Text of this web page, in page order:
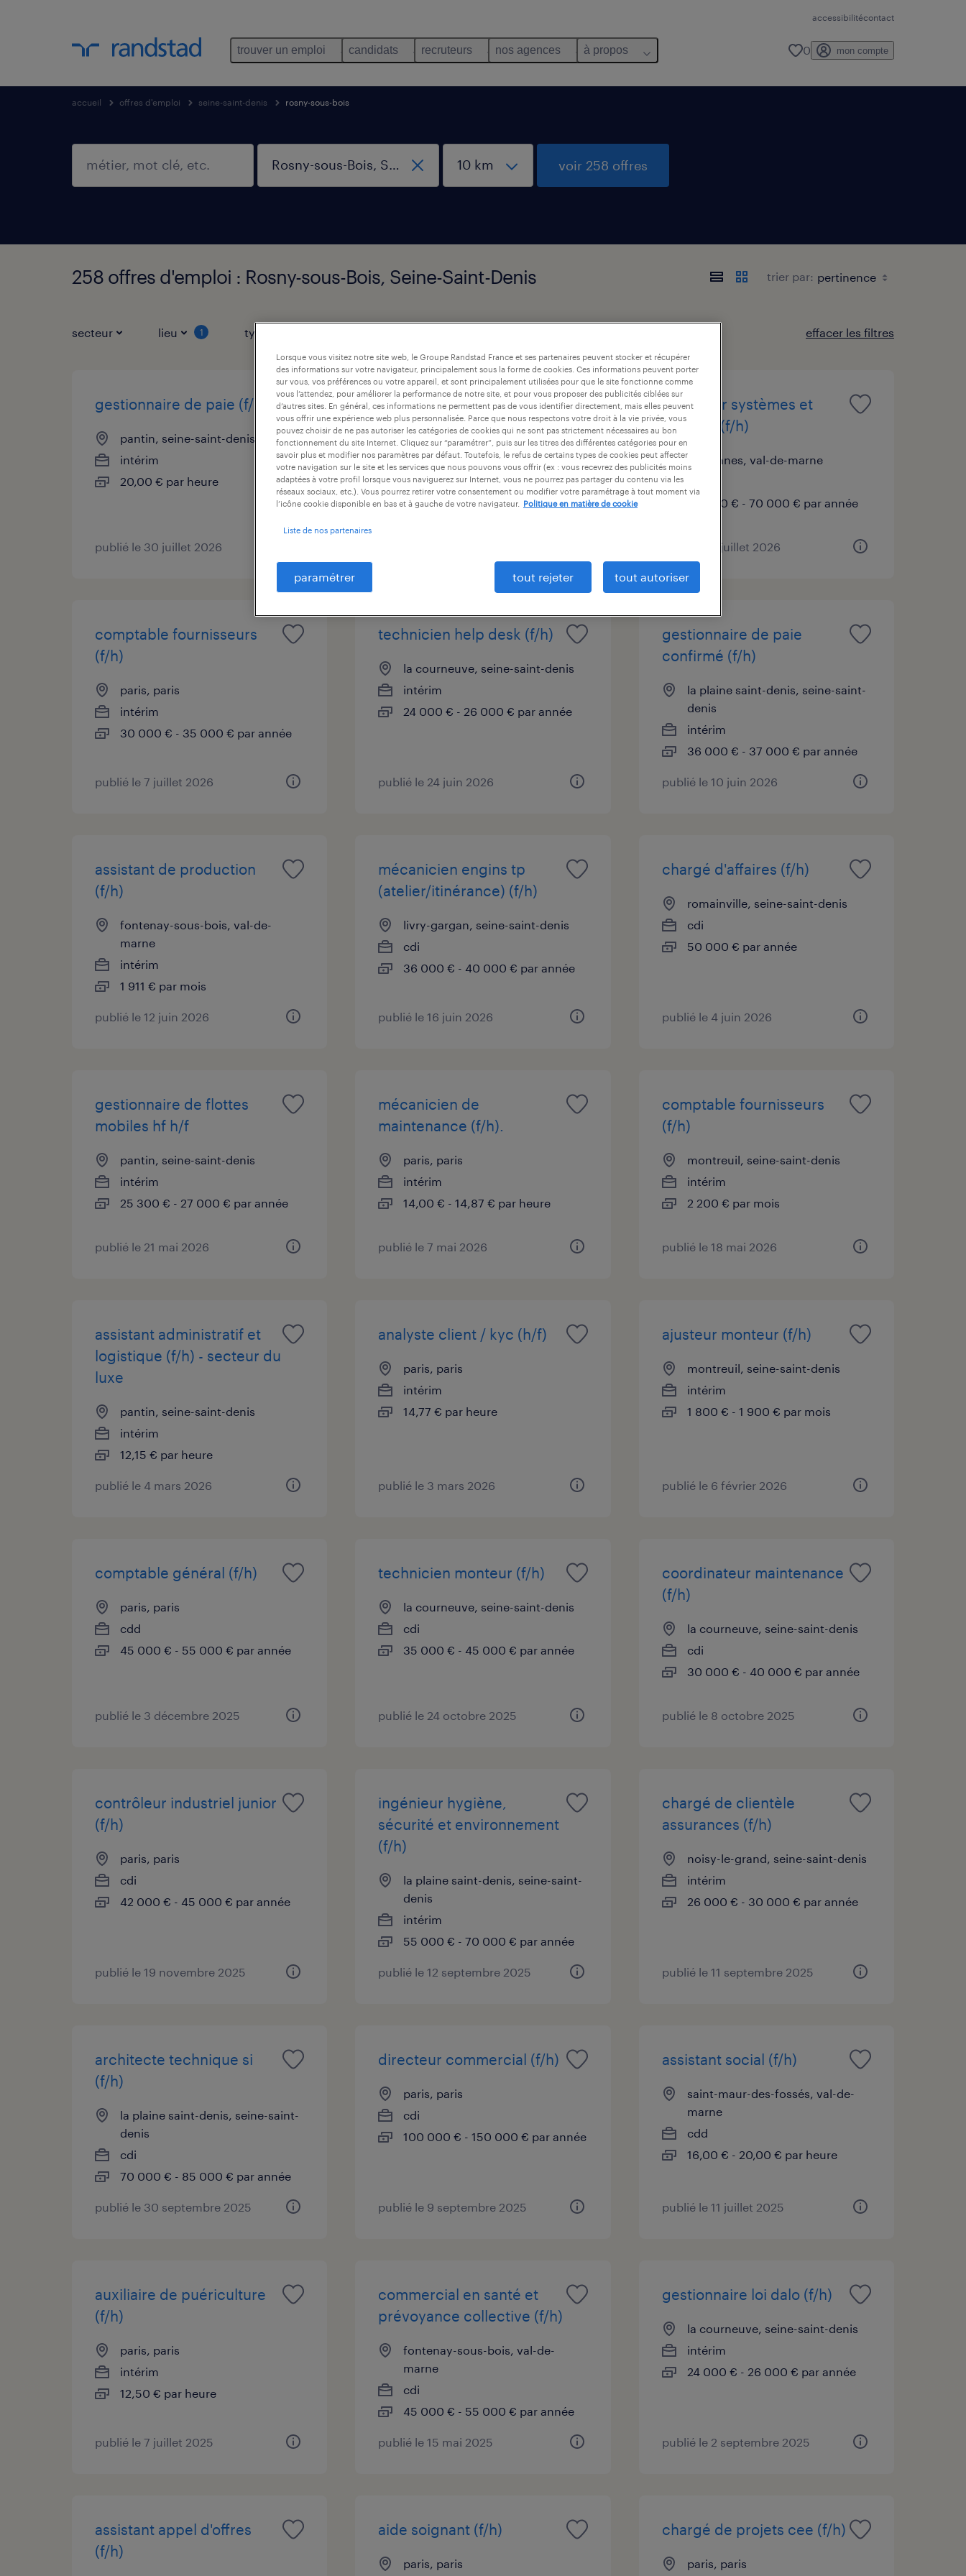
accessibilitécontact
trouver un emploi candidats recruteurs nos agences à propos 0 mon compte
accueil offres d'emploi seine-saint-denis rosny-sous-bois
voir 258 offres
258 offres d'emploi : Rosny-sous-Bois, Seine-Saint-Denis trier par:
secteur lieu 1 type de contrat effacer les filtres
gestionnaire de paie (f/h)
pantin, seine-saint-denis
intérim
20,00 € par heure
publié le 30 juillet 2026
chargé de facturation (f/h)
paris, paris
intérim
28 000 € - 30 000 € par année
ingénieur systèmes et
réseaux (f/h)
vincennes, val-de-marne
65 000 € - 70 000 € par année
publié le 7 juillet 2026
comptable fournisseurs
(f/h)
paris, paris
intérim
30 000 € - 35 000 € par année
publié le 7 juillet 2026
technicien help desk (f/h)
la courneuve, seine-saint-denis
intérim
24 000 € - 26 000 € par année
publié le 24 juin 2026
gestionnaire de paie
confirmé (f/h)
la plaine saint-denis, seine-saint-
denis
intérim
36 000 € - 37 000 € par année
publié le 10 juin 2026
assistant de production
(f/h)
fontenay-sous-bois, val-de-
marne
intérim
1 911 € par mois
publié le 12 juin 2026
mécanicien engins tp
(atelier/itinérance) (f/h)
livry-gargan, seine-saint-denis
cdi
36 000 € - 40 000 € par année
publié le 16 juin 2026
chargé d'affaires (f/h)
romainville, seine-saint-denis
cdi
50 000 € par année
publié le 4 juin 2026
gestionnaire de flottes
mobiles hf h/f
pantin, seine-saint-denis
intérim
25 300 € - 27 000 € par année
publié le 21 mai 2026
mécanicien de
maintenance (f/h).
paris, paris
intérim
14,00 € - 14,87 € par heure
publié le 7 mai 2026
comptable fournisseurs
(f/h)
montreuil, seine-saint-denis
intérim
2 200 € par mois
publié le 18 mai 2026
assistant administratif et
logistique (f/h) - secteur du
luxe
pantin, seine-saint-denis
intérim
12,15 € par heure
publié le 4 mars 2026
analyste client / kyc (h/f)
paris, paris
intérim
14,77 € par heure
publié le 3 mars 2026
ajusteur monteur (f/h)
montreuil, seine-saint-denis
intérim
1 800 € - 1 900 € par mois
publié le 6 février 2026
comptable général (f/h)
paris, paris
cdd
45 000 € - 55 000 € par année
publié le 3 décembre 2025
technicien monteur (f/h)
la courneuve, seine-saint-denis
cdi
35 000 € - 45 000 € par année
publié le 24 octobre 2025
coordinateur maintenance
(f/h)
la courneuve, seine-saint-denis
cdi
30 000 € - 40 000 € par année
publié le 8 octobre 2025
contrôleur industriel junior
(f/h)
paris, paris
cdi
42 000 € - 45 000 € par année
publié le 19 novembre 2025
ingénieur hygiène,
sécurité et environnement
(f/h)
la plaine saint-denis, seine-saint-
denis
intérim
55 000 € - 70 000 € par année
publié le 12 septembre 2025
chargé de clientèle
assurances (f/h)
noisy-le-grand, seine-saint-denis
intérim
26 000 € - 30 000 € par année
publié le 11 septembre 2025
architecte technique si
(f/h)
la plaine saint-denis, seine-saint-
denis
cdi
70 000 € - 85 000 € par année
publié le 30 septembre 2025
directeur commercial (f/h)
paris, paris
cdi
100 000 € - 150 000 € par année
publié le 9 septembre 2025
assistant social (f/h)
saint-maur-des-fossés, val-de-
marne
cdd
16,00 € - 20,00 € par heure
publié le 11 juillet 2025
auxiliaire de puériculture
(f/h)
paris, paris
intérim
12,50 € par heure
publié le 7 juillet 2025
commercial en santé et
prévoyance collective (f/h)
fontenay-sous-bois, val-de-
marne
cdi
45 000 € - 55 000 € par année
publié le 15 mai 2025
gestionnaire loi dalo (f/h)
la courneuve, seine-saint-denis
intérim
24 000 € - 26 000 € par année
publié le 2 septembre 2025
assistant appel d'offres
(f/h)
aide soignant (f/h)
paris, paris
chargé de projets cee (f/h)
paris, paris
Lorsque vous visitez notre site web, le Groupe Randstad France et ses partenaires peuvent stocker et récupérer
des informations sur votre navigateur, principalement sous la forme de cookies. Ces informations peuvent porter
sur vous, vos préférences ou votre appareil, et sont principalement utilisées pour que le site fonctionne comme
vous l’attendez, pour améliorer la performance de notre site, et pour vous proposer des publicités ciblées sur
d’autres sites. En général, ces informations ne permettent pas de vous identifier directement, mais elles peuvent
vous offrir une expérience web plus personnalisée. Parce que nous respectons votre droit à la vie privée, vous
pouvez choisir de ne pas autoriser les catégories de cookies qui ne sont pas strictement nécessaires au bon
fonctionnement du site Internet. Cliquez sur “paramétrer”, puis sur les titres des différentes catégories pour en
savoir plus et modifier nos paramètres par défaut. Toutefois, le refus de certains types de cookies peut affecter
votre navigation sur le site et les services que nous pouvons vous offrir (ex : vous recevrez des publicités moins
adaptées à votre profil lorsque vous naviguerez sur Internet, vous ne pourrez pas partager du contenu via les
réseaux sociaux, etc.). Vous pourrez retirer votre consentement ou modifier votre paramétrage à tout moment via
l’icône cookie disponible en bas et à gauche de votre navigateur.
Politique en matière de cookie
Liste de nos partenaires
paramétrer tout rejeter tout autoriser